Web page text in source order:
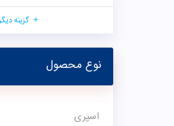
گزینه
نوع محصول
اسپری